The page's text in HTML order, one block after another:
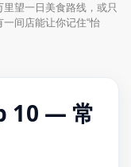
望一日美食路线，或只
间店能让你记住“怡
10 — 常